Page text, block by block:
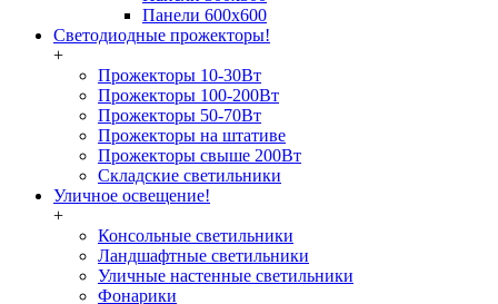
Панели 600х600
Светодиодные прожекторы!
+
Прожекторы 10-30Вт
Прожекторы 100-200Вт
Прожекторы 50-70Вт
Прожекторы на штативе
Прожекторы свыше 200Вт
Складские светильники
Уличное освещение!
+
Консольные светильники
Ландшафтные светильники
Уличные настенные светильники
Фонарики